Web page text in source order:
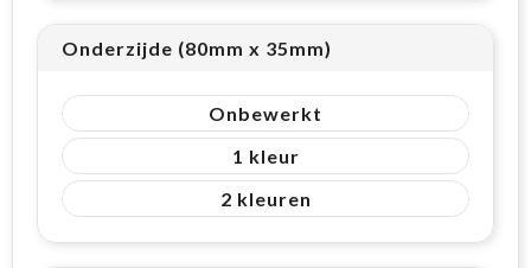
Onderzijde (80mm x 35mm)
Onbewerkt
1
2